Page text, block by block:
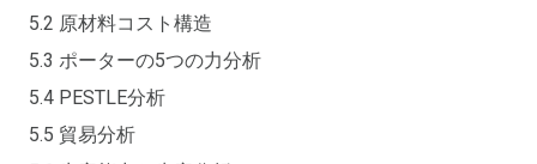
5.2 原材料コスト構造
5.3 ポーターの5つの力分析
5.4 PESTLE分析
5.5 貿易分析